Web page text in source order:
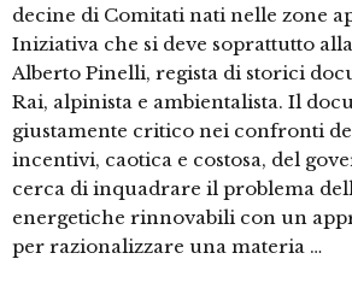
decine di Comitati nati nelle zone
Iniziativa che si deve soprattutto
Alberto Pinelli, regista di storici
Rai, alpinista e ambientalista. Il
giustamente critico nei confronti
incentivi, caotica e costosa, del
cerca di inquadrare il problema
energetiche rinnovabili con un
per razionalizzare una materia …